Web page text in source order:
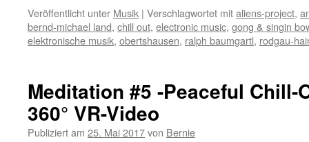
Veröffentlicht unter Musik | Verschlagwortet mitaliens-project,
bernd-michael land, chill out, electronic music, gong & singin
elektronische musik, obertshausen, ralph baumgartl, rodgau-
Meditation #5 -Peaceful Chill-
360° VR-Video
Publiziert am 25. Mai 2017von Bernie